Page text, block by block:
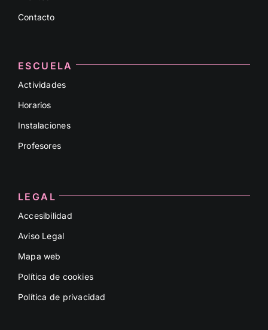
Contacto
ESCUELA
Actividades
Horarios
Instalaciones
Profesores
LEGAL
Accesibilidad
Aviso Legal
Mapa web
Política de cookies
Política de privacidad